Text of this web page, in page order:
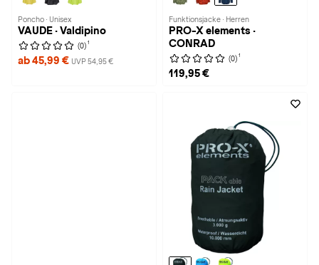
Poncho · Unisex
VAUDE · Valdipino
(0) 1
ab 45,99 € UVP 54,95 €
Funktionsjacke · Herren
PRO-X elements ·
CONRAD
(0) 1
119,95 €